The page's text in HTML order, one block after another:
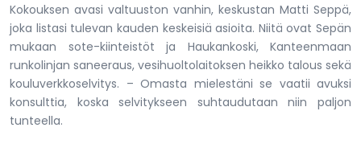
Kokouksen avasi valtuuston vanhin, keskustan Matti Seppä,
joka listasi tulevan kauden keskeisiä asioita. Niitä ovat Sepän
mukaan sote-kiinteistöt ja Haukankoski, Kanteenmaan
runkolinjan saneeraus, vesihuoltolaitoksen heikko talous sekä
kouluverkkoselvitys. – Omasta mielestäni se vaatii avuksi
konsulttia, koska selvitykseen suhtaudutaan niin paljon
tunteella.